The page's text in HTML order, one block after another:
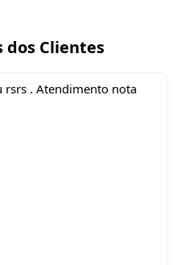
dos Clientes
rsrs . Atendimento nota